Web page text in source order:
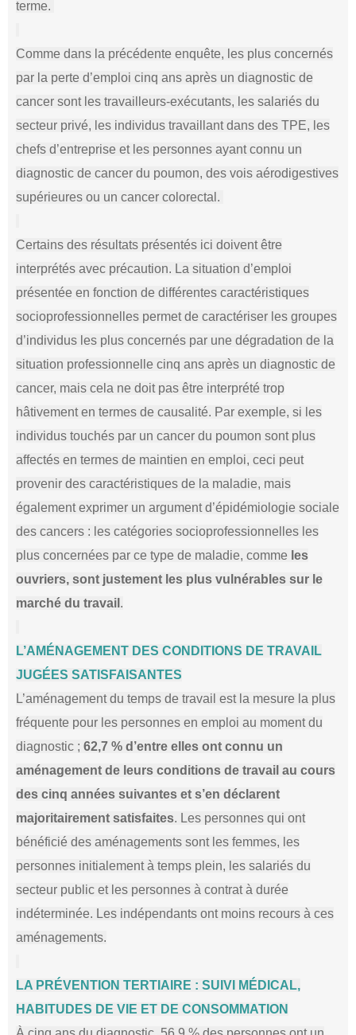
terme.
Comme dans la précédente enquête, les plus concernés
par la perte d’emploi cinq ans après un diagnostic de
cancer sont les travailleurs-exécutants, les salariés du
secteur privé, les individus travaillant dans des TPE, les
chefs d’entreprise et les personnes ayant connu un
diagnostic de cancer du poumon, des vois aérodigestives
supérieures ou un cancer colorectal.
Certains des résultats présentés ici doivent être
interprétés avec précaution. La situation d’emploi
présentée en fonction de différentes caractéristiques
socioprofessionnelles permet de caractériser les groupes
d’individus les plus concernés par une dégradation de la
situation professionnelle cinq ans après un diagnostic de
cancer, mais cela ne doit pas être interprété trop
hâtivement en termes de causalité. Par exemple, si les
individus touchés par un cancer du poumon sont plus
affectés en termes de maintien en emploi, ceci peut
provenir des caractéristiques de la maladie, mais
également exprimer un argument d’épidémiologie sociale
des cancers : les catégories socioprofessionnelles les
plus concernées par ce type de maladie, comme les
ouvriers, sont justement les plus vulnérables sur le
marché du travail .
L’AMÉNAGEMENT DES CONDITIONS DE TRAVAIL
JUGÉES SATISFAISANTES
L’aménagement du temps de travail est la mesure la plus
fréquente pour les personnes en emploi au moment du
diagnostic ; 62,7 % d’entre elles ont connu un
aménagement de leurs conditions de travail au cours
des cinq années suivantes et s’en déclarent
majoritairement satisfaites. Les personnes qui ont
bénéficié des aménagements sont les femmes, les
personnes initialement à temps plein, les salariés du
secteur public et les personnes à contrat à durée
indéterminée. Les indépendants ont moins recours à ces
aménagements.
LA PRÉVENTION TERTIAIRE : SUIVI MÉDICAL,
HABITUDES DE VIE ET DE CONSOMMATION